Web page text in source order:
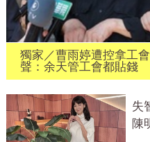
獨家／曹雨婷遭控拿工
聲：余天管工會都貼錢
失
陳